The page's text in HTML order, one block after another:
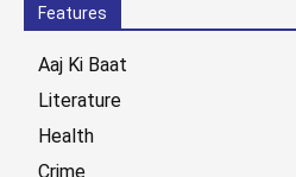
Features
Aaj Ki Baat
Literature
Health
Crime